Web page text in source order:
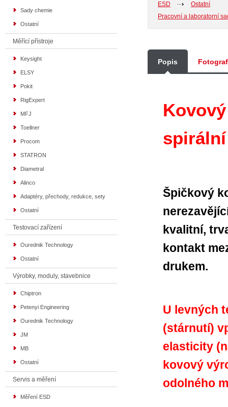
Sady chemie
Ostatní
Měřící přístroje
Keysight
ELSY
Pokit
RigExpert
MFJ
Toellner
Procom
STATRON
Diametral
Alinco
Adaptéry, přechody, redukce, sety
Ostatní
Testovací zařízení
Ourednik Technology
Ostatní
Výrobky, moduly, stavebnice
Chiptron
Petenyi Engineering
Ourednik Technology
JM
MB
Ostatní
Servis a měření
Měření ESD
ESD
Ostatní
Pracovní a laboratorní
Popis
Špičkový
kvalitní,
kontakt
drukem.
U levných
(stárnutí)
elasticity
kovový
odolného